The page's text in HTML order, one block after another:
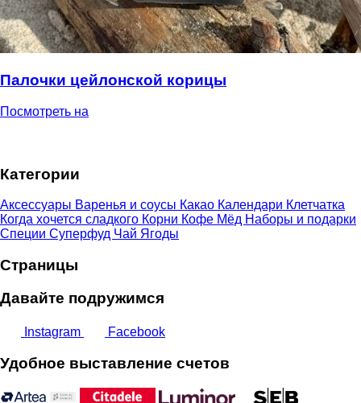
Палочки цейлонской корицы
Посмотреть на
Категории
Аксессуары Варенья и соусы Какао Календари Клетчатка
Когда хочется сладкого Корни Кофе Мёд Наборы и подарки
Специи Суперфуд Чай Ягоды
Страницы
Давайте подружимся
Instagram Facebook
Удобное выставление счетов